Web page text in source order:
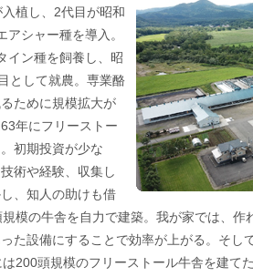
植し、2代目が昭和
シャー種を導入。
イン種を飼養し、昭
として就農。専業酪
ために規模拡大が
年にフリーストー
初期投資が少な
術や経験、収集し
、知人の助けも借
規模の牛舎を自力で建築。我が家では、
た設備にすることで効率が上がる。そし
200頭規模のフリーストール牛舎を建て